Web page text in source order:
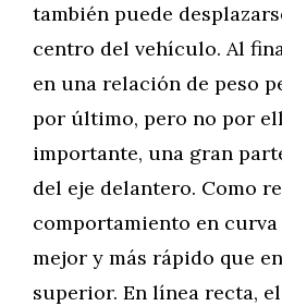
también puede
centro del vehículo. Al
en una relación de peso
por último, pero no por
importante, una gran
del eje delantero. Como
comportamiento en curva
mejor y más rápido que
superior. En línea recta,